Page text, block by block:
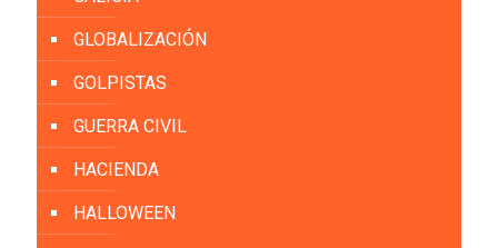
GLOBALIZACIÓN
GOLPISTAS
GUERRA CIVIL
HACIENDA
HALLOWEEN